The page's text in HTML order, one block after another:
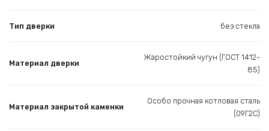
Тип дверки без стекла
Материал дверки
Жаростойкий чугун (ГОСТ 1412-
85)
Материал закрытой каменки
Особо прочная котловая сталь
(09Г2С)